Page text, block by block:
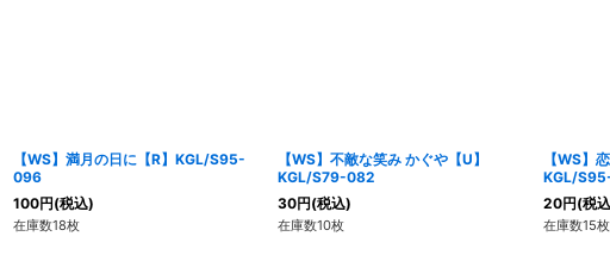
【WS】満月の日に【R】KGL/S95-
096
100円(税込)
在庫数18枚
【WS】不敵な笑み かぐや【U】
KGL/S79-082
30円(税込)
在庫数10枚
【WS】
KGL/
20円(税
在庫数15枚